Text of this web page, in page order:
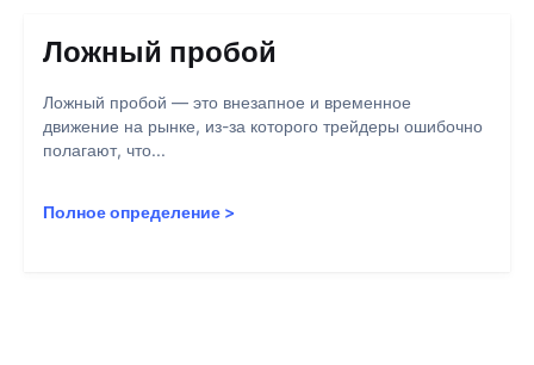
Ложный пробой
Ложный пробой — это внезапное и временное
движение на рынке, из-за которого трейдеры ошибочно
полагают, что...
Полное определение >